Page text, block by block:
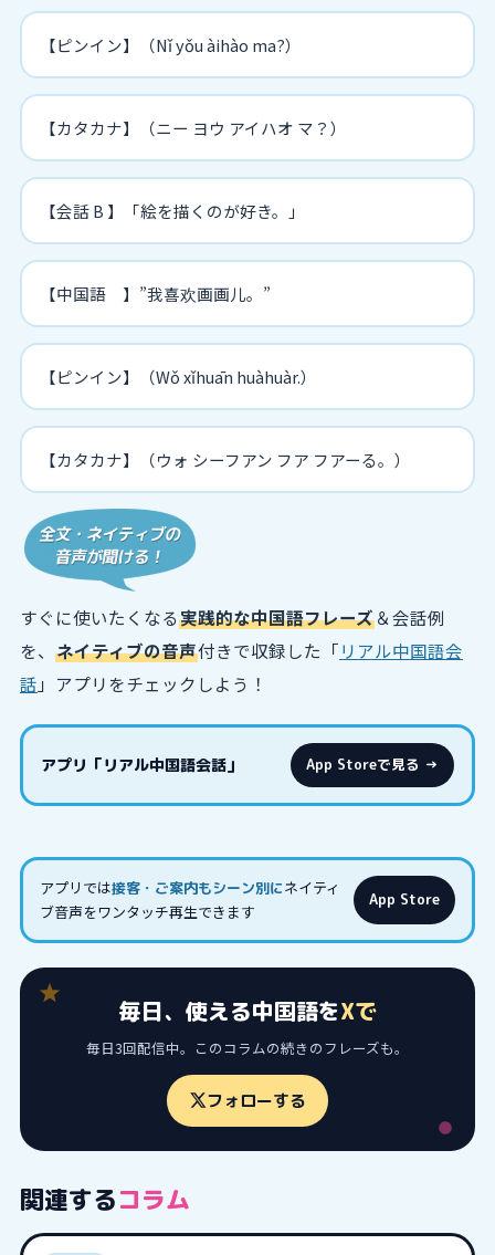
【ピンイン】（Nǐ yǒu àihào ma?）
【カタカナ】（ニー ヨウ アイハオ マ？）
【会話 B 】「絵を描くのが好き。」
【中国語 】”我喜欢画画儿。”
【ピンイン】（Wǒ xǐhuān huàhuàr.）
【カタカナ】（ウォ シーフアン フア フアーる。）
すぐに使いたくなる実践的な中国語フレーズ＆会話例
を、 ネイティブの音声付きで収録した「リアル中国語会
話 」アプリをチェックしよう！
アプリ「リアル中国語会話」 App Storeで見る →
アプリでは接客・ご案内もシーン別にネイティ
ブ音声をワンタッチ再生できます
App Store
毎日、使える中国語をXで
毎日3回配信中。このコラムの続きのフレーズも。
フォローする
関連するコラム